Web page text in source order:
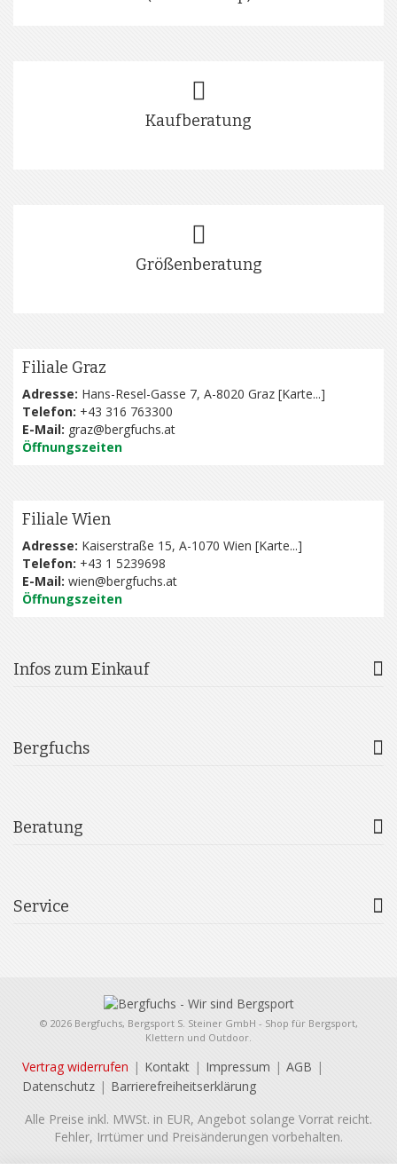
Kaufberatung
Größenberatung
Filiale Graz
Adresse: Hans-Resel-Gasse 7, A-8020 Graz [Karte...]
Telefon: +43 316 763300
E-Mail: graz@bergfuchs.at
Öffnungszeiten
Filiale Wien
Adresse: Kaiserstraße 15, A-1070 Wien [Karte...]
Telefon: +43 1 5239698
E-Mail: wien@bergfuchs.at
Öffnungszeiten
Infos zum Einkauf
Bergfuchs
Beratung
Service
© 2026 Bergfuchs, Bergsport S. Steiner GmbH - Shop für Bergsport,
Klettern und Outdoor.
Vertrag widerrufen Kontakt Impressum
AGB
Datenschutz
Barrierefreiheitserklärung
Alle Preise inkl. MWSt. in EUR, Angebot solange Vorrat reicht.
Fehler, Irrtümer und Preisänderungen vorbehalten.